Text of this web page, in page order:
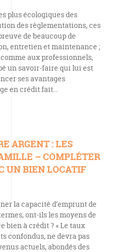
plus écologiques des
des règlementations, ces
de beaucoup de
entretien et maintenance ;
aux professionnels,
un savoir-faire qui lui est
ses avantages
en crédit fait…
ARGENT : LES
– COMPLÉTER
UN BIEN LOCATIF
la capacité d’emprunt de
ont-ils les moyens de
bien à crédit ? « Le taux
confondus, ne devra pas
actuels, abondés des